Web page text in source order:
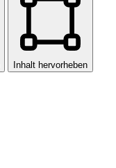
Inhalt hervorheben